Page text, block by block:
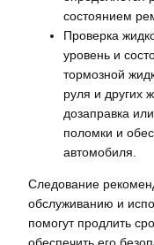
состоянием
Проверка
уровень и
тормозной
руля и других
дозаправка
поломки и
автомобиля.
Следование
обслуживанию и
помогут продлить